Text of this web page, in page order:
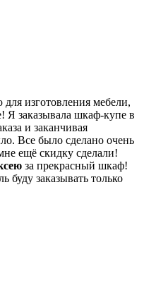
изготовления мебели,
Я заказывала шкаф-купе в
и заканчивая
Все было сделано очень
ещё скидку сделали!
за прекрасный шкаф!
буду заказывать только